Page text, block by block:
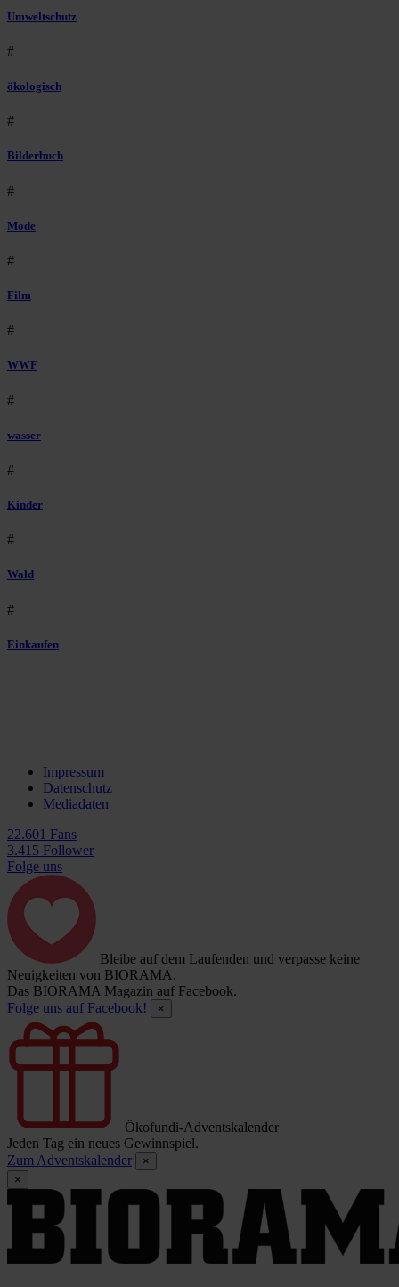
Umweltschutz
#
ökologisch
#
Bilderbuch
#
Mode
#
Film
#
WWF
#
wasser
#
Kinder
#
Wald
#
Einkaufen
Impressum
Datenschutz
Mediadaten
22.601 Fans
3.415 Follower
Folge uns
Bleibe auf dem Laufenden und verpasse keine
Neuigkeiten von BIORAMA.
Das BIORAMA Magazin auf Facebook.
Folge uns auf Facebook!
×
Ökofundi-Adventskalender
Jeden Tag ein neues Gewinnspiel.
Zum Adventskalender
×
×